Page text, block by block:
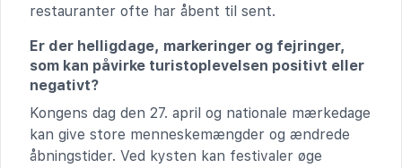
restauranter ofte har åbent til sent.
Er der helligdage, markeringer og fejringer,
som kan påvirke turistoplevelsen positivt eller
negativt?
Kongens dag den 27. april og nationale mærkedage
kan give store menneskemængder og ændrede
åbningstider. Ved kysten kan festivaler øge